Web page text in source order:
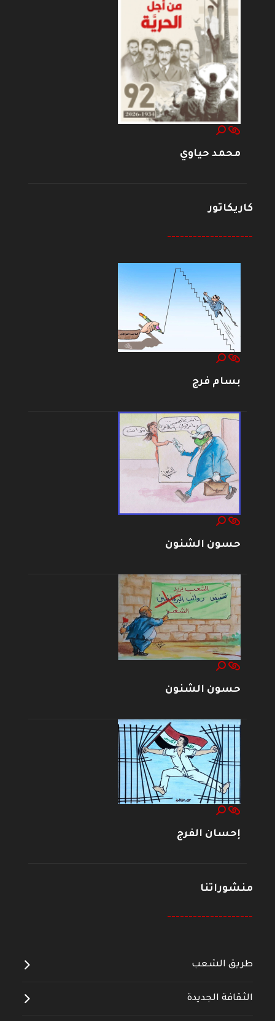
محمد حياوي
كاريكاتور
--------------------
بسام فرج
حسون الشنون
حسون الشنون
إحسان الفرج
منشوراتنا
--------------------
طريق الشعب
الثقافة الجديدة